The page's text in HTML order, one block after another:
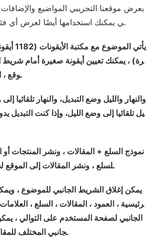
يعرض موقعنا التجريبي المواضيع
ي يمكنك استخدامها أيضًا لعرض أي فئة أخرى من السلع.
يأتي
رة) ، يمكنك تعيين أيقونة صغيرة أمام شريط
وقع ، اسم تصنيف الدليل.
يل تلقائيا إلى وضع الليل، وإذا كنت التبديل
نموذج السلع + المقالات ، ونشر المنتجات أو
لسلع ، ونشر المقالات إلى الموقع لجذب حركة المرور.
يمكن إغلاق الشريط الجانبي للموضوع ،
رئيسية ، العمود ، المقالات ، السلع ،
الجانبي لصفحة المستخدم على التوالي ،
جانبي المختلف للمقالات وصفحة السلع.